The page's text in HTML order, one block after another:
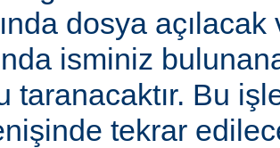
dosya açılacak
isminiz
taranacaktır. Bu
tekrar